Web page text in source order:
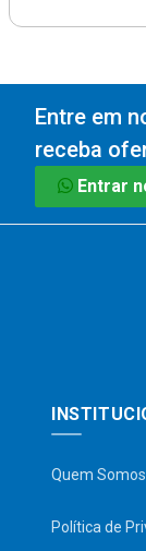
Entre em
receba
Entrar
Quem Somos
Política de